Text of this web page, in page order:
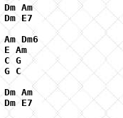
Dm Am
Dm E7
Am Dm6
E Am
C G
G C
Dm Am
Dm E7